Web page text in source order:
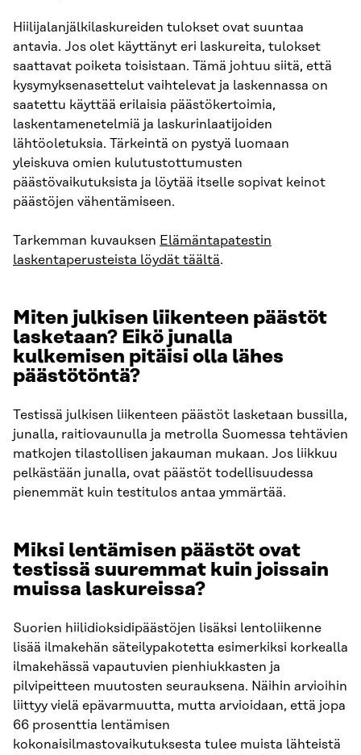
Hiilijalanjälkilaskureiden tulokset ovat suuntaa
antavia. Jos olet käyttänyt eri laskureita, tulokset
saattavat poiketa toisistaan. Tämä johtuu siitä, että
kysymyksenasettelut vaihtelevat ja laskennassa on
saatettu käyttää erilaisia päästökertoimia,
laskentamenetelmiä ja laskurinlaatijoiden
lähtöoletuksia. Tärkeintä on pystyä luomaan
yleiskuva omien kulutustottumusten
päästövaikutuksista ja löytää itselle sopivat keinot
päästöjen vähentämiseen.
Tarkemman kuvauksen Elämäntapatestin
laskentaperusteista löydät täältä.
Miten julkisen liikenteen päästöt
lasketaan? Eikö junalla
kulkemisen pitäisi olla lähes
päästötöntä?
Testissä julkisen liikenteen päästöt lasketaan bussilla,
junalla, raitiovaunulla ja metrolla Suomessa tehtävien
matkojen tilastollisen jakauman mukaan. Jos liikkuu
pelkästään junalla, ovat päästöt todellisuudessa
pienemmät kuin testitulos antaa ymmärtää.
Miksi lentämisen päästöt ovat
testissä suuremmat kuin joissain
muissa laskureissa?
Suorien hiilidioksidipäästöjen lisäksi lentoliikenne
lisää ilmakehän säteilypakotetta esimerkiksi korkealla
ilmakehässä vapautuvien pienhiukkasten ja
pilvipeitteen muutosten seurauksena. Näihin arvioihin
liittyy vielä epävarmuutta, mutta arvioidaan, että jopa
66 prosenttia lentämisen
kokonaisilmastovaikutuksesta tulee muista lähteistä